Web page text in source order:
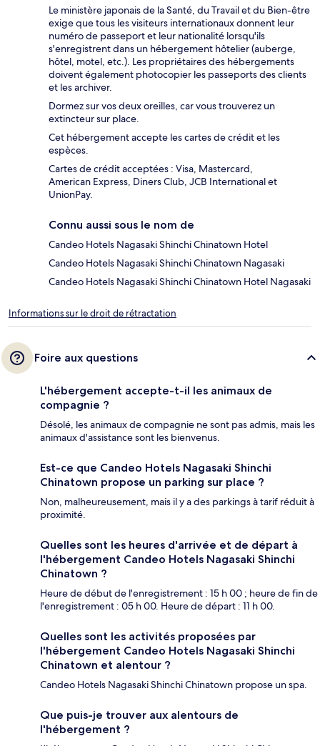
Le ministère japonais de la Santé, du Travail et du Bien-être
exige que tous les visiteurs internationaux donnent leur
numéro de passeport et leur nationalité lorsqu'ils
s'enregistrent dans un hébergement hôtelier (auberge,
hôtel, motel, etc.). Les propriétaires des hébergements
doivent également photocopier les passeports des clients
et les archiver.
Dormez sur vos deux oreilles, car vous trouverez un
extincteur sur place.
Cet hébergement accepte les cartes de crédit et les
espèces.
Cartes de crédit acceptées : Visa, Mastercard,
American Express, Diners Club, JCB International et
UnionPay.
Connu aussi sous le nom de
Candeo Hotels Nagasaki Shinchi Chinatown Hotel
Candeo Hotels Nagasaki Shinchi Chinatown Nagasaki
Candeo Hotels Nagasaki Shinchi Chinatown Hotel Nagasaki
Informations sur le droit de rétractation
Foire aux questions
L'hébergement accepte-t-il les animaux de
compagnie ?
Désolé, les animaux de compagnie ne sont pas admis, mais les
animaux d'assistance sont les bienvenus.
Est-ce que Candeo Hotels Nagasaki Shinchi
Chinatown propose un parking sur place ?
Non, malheureusement, mais il y a des parkings à tarif réduit à
proximité.
Quelles sont les heures d'arrivée et de départ à
l'hébergement Candeo Hotels Nagasaki Shinchi
Chinatown ?
Heure de début de l'enregistrement : 15 h 00 ; heure de fin de
l'enregistrement : 05 h 00. Heure de départ : 11 h 00.
Quelles sont les activités proposées par
l'hébergement Candeo Hotels Nagasaki Shinchi
Chinatown et alentour ?
Candeo Hotels Nagasaki Shinchi Chinatown propose un spa.
Que puis-je trouver aux alentours de
l'hébergement ?